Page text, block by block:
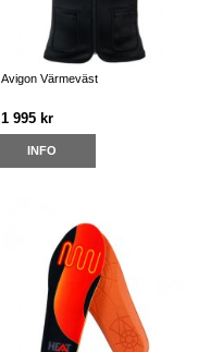
Avigon Värmeväst
1 995 kr
INFO